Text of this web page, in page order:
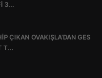
3...
ÇIKAN OVAKIŞLA’DAN GES
T...